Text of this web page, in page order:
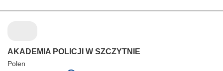
AKADEMIA POLICJI W SZCZYTNIE
Polen